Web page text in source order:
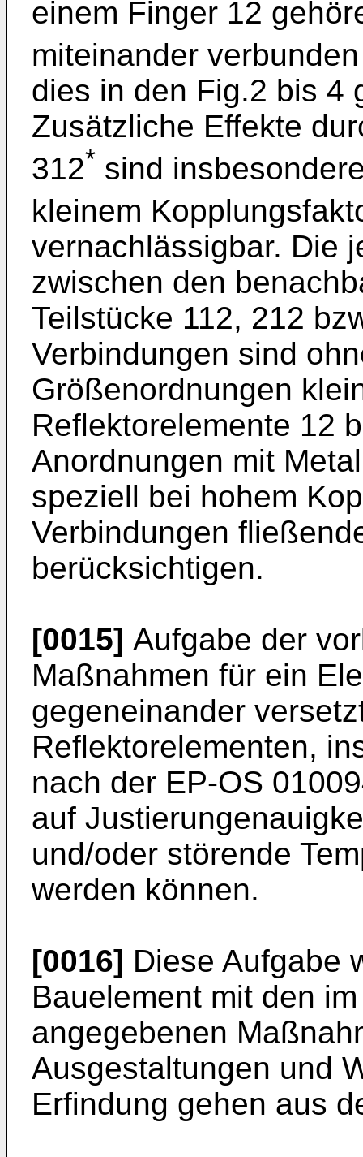
einem Finger 12
miteinander
dies in den Fig.2 bis 4
Zusätzliche Effekte
312* sind
kleinem
vernachlässigbar. Die
zwischen den
Teilstücke 112, 212
Verbindungen sind
Größenordnungen
Reflektorelemente 12
Anordnungen mit
speziell bei hohem
Verbindungen
berücksichtigen.
[0015] Aufgabe der
Maßnahmen für ein
gegeneinander
Reflektorelementen,
nach der EP-OS
auf
und/oder störende
werden können.
[0016] Diese Aufgabe
Bauelement mit den
angegebenen
Ausgestaltungen und
Erfindung gehen aus